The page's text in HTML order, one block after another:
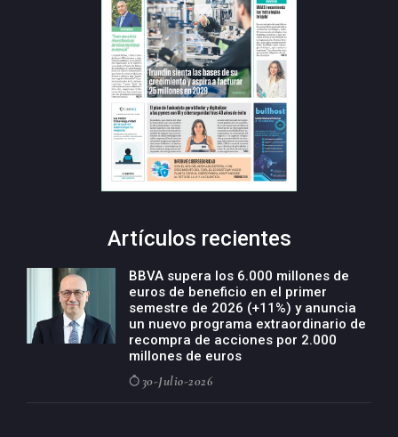
Artículos recientes
BBVA supera los 6.000 millones de
euros de beneficio en el primer
semestre de 2026 (+11%) y anuncia
un nuevo programa extraordinario de
recompra de acciones por 2.000
millones de euros
30-Julio-2026